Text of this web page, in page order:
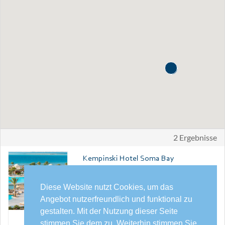
Diese Website nutzt Cookies, um das
Angebot nutzerfreundlich und funktional zu
gestalten. Mit der Nutzung dieser Seite
2 Ergebnisse
Kempinski Hotel Soma Bay
Das Kempinski Hotel Soma Bay bietet luxuriösen
europäischen Service mit ägyptischer
Gastfreundschaft an der Küste des Roten Meeres.
auf Anfrage